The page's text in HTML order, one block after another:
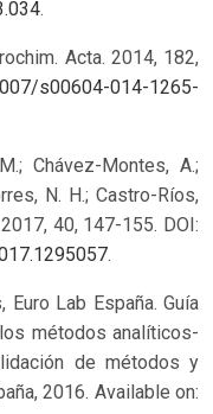
.
Acta. 2014, 182,
s00604-014-1265-
Chávez-Montes, A.;
N. H.; Castro-Ríos,
40, 147-155. DOI:
.
Euro Lab España. Guía
métodos analíticos-
de métodos y
2016. Available on: